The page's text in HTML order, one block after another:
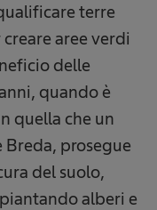
terre
aree verdi
delle
quando è
quella che un
Breda, prosegue
del suolo,
alberi e